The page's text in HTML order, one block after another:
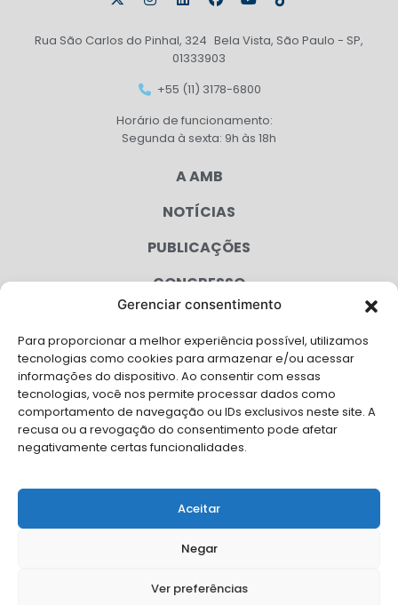
Gerenciar consentimento
Para proporcionar a melhor experiência possível, utilizamos
tecnologias como cookies para armazenar e/ou acessar
informações do dispositivo. Ao consentir com essas
tecnologias, você nos permite processar dados como
comportamento de navegação ou IDs exclusivos neste site. A
recusa ou a revogação do consentimento pode afetar
negativamente certas funcionalidades.
Aceitar
Negar
Ver preferências
Rua São Carlos do Pinhal, 324 Bela Vista, São Paulo - SP,
01333903
+55 (11) 3178-6800
Horário de funcionamento:
Segunda à sexta: 9h às 18h
A AMB
NOTÍCIAS
PUBLICAÇÕES
CONGRESSO
CAMPANHAS
SERVIÇOS
FILIADAS
FALE CONOSCO
Solicite Apoio Institucional da AMB para o seu evento